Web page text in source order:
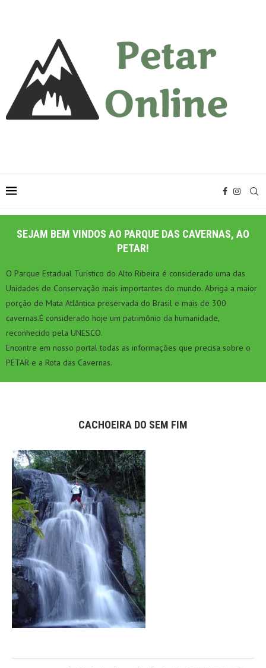
SEJAM BEM VINDOS AO PARQUE DAS CAVERNAS, AO
PETAR!
O Parque Estadual Turístico do Alto Ribeira é considerado uma das
Unidades de Conservação mais importantes do mundo. Abriga a maior
porção de Mata Atlântica preservada do Brasil e mais de 300
cavernas.É considerado hoje um patrimônio da humanidade,
reconhecido pela UNESCO.
Encontre em nosso portal todas as informações que precisa sobre o
PETAR e a Rota das Cavernas.
CACHOEIRA DO SEM FIM